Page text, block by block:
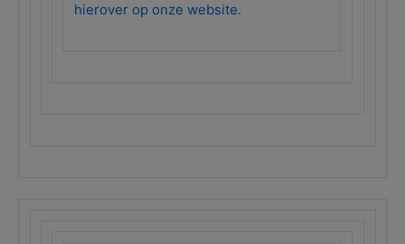
hierover op onze website.